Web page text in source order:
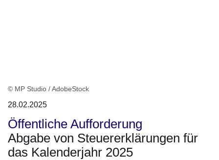
© MP Studio / AdobeStock
28.02.2025
Öffentliche Aufforderung
Abgabe von Steuererklärungen für
das Kalenderjahr 2025